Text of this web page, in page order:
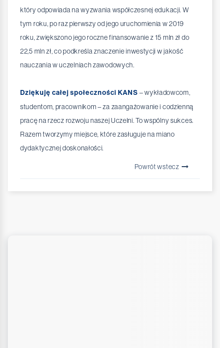
który odpowiada na wyzwania współczesnej edukacji. W
tym roku, po raz pierwszy od jego uruchomienia w 2019
roku, zwiększono jego roczne finansowanie z 15 mln zł do
22,5 mln zł, co podkreśla znaczenie inwestycji w jakość
nauczania w uczelniach zawodowych.
Dziękuję całej społeczności KANS – wykładowcom,
studentom, pracownikom – za zaangażowanie i codzienną
pracę na rzecz rozwoju naszej Uczelni. To wspólny sukces.
Razem tworzymy miejsce, które zasługuje na miano
dydaktycznej doskonałości.
Powrót wstecz